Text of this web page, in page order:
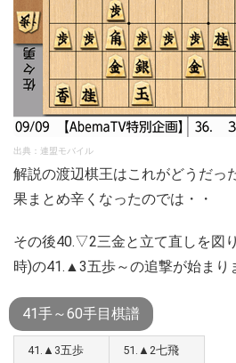
出典：連盟モバイル
解説の渡辺棋王はこれがどうだっ
果まとめ辛くなったのでは・・
その後40.▽2三金と立て直しを図
時)の41.▲3五歩～の追撃が始まり
41手～60手目棋譜
41.▲3五歩 51.▲2七飛